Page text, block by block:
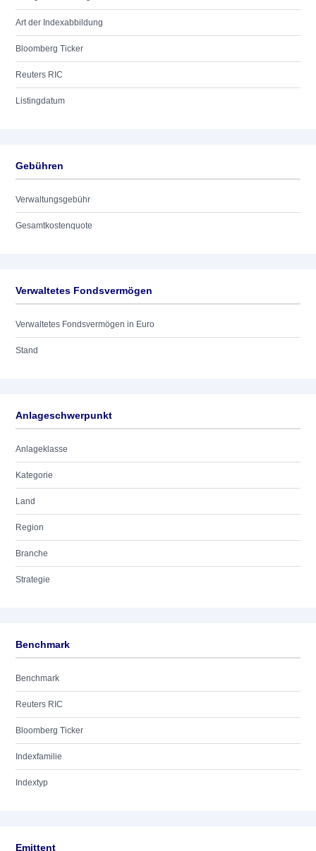
Art der Indexabbildung
Bloomberg Ticker
Reuters RIC
Listingdatum
Gebühren
Verwaltungsgebühr
Gesamtkostenquote
Verwaltetes Fondsvermögen
Verwaltetes Fondsvermögen in Euro
Stand
Anlageschwerpunkt
Anlageklasse
Kategorie
Land
Region
Branche
Strategie
Benchmark
Benchmark
Reuters RIC
Bloomberg Ticker
Indexfamilie
Indextyp
Emittent